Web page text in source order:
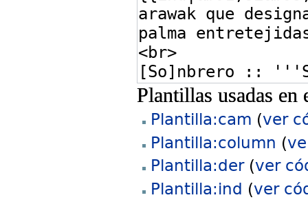
Plantillas usadas en
Plantilla:cam (ver
Plantilla:column (
Plantilla:der(ver
Plantilla:ind (ver